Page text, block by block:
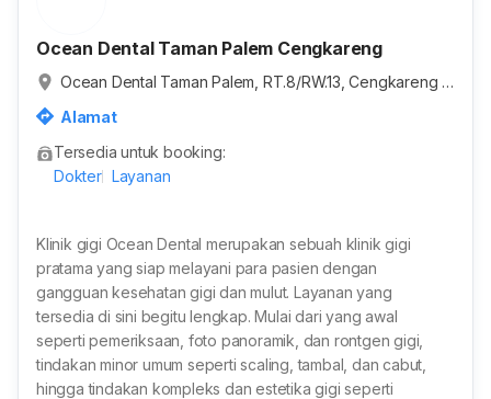
Ocean Dental Taman Palem Cengkareng
Ocean Dental Taman Palem, RT.8/RW.13, Cengkareng B
Alamat
Tersedia untuk booking:
Dokter Layanan
Klinik gigi Ocean Dental merupakan sebuah klinik gigi
pratama yang siap melayani para pasien dengan
gangguan kesehatan gigi dan mulut. Layanan yang
tersedia di sini begitu lengkap. Mulai dari yang awal
seperti pemeriksaan, foto panoramik, dan rontgen gigi,
tindakan minor umum seperti scaling, tambal, dan cabut,
hingga tindakan kompleks dan estetika gigi seperti